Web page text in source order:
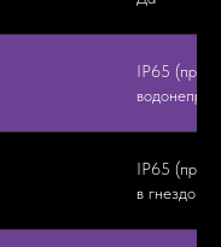
IP65 (при
IP65 (при
в гнездо